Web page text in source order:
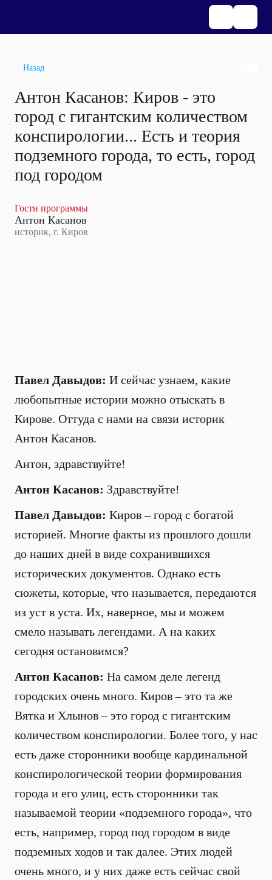
Назад
Антон Касанов: Киров - это
город с гигантским количеством
конспирологии... Есть и теория
подземного города, то есть, город
под городом
Гости программы
Антон Касанов
историк, г. Киров
Павел Давыдов: И сейчас узнаем, какие
любопытные истории можно отыскать в
Кирове. Оттуда с нами на связи историк
Антон Касанов.
Антон, здравствуйте!
Антон Касанов: Здравствуйте!
Павел Давыдов: Киров – город с богатой
историей. Многие факты из прошлого дошли
до наших дней в виде сохранившихся
исторических документов. Однако есть
сюжеты, которые, что называется, передаются
из уст в уста. Их, наверное, мы и можем
смело называть легендами. А на каких
сегодня остановимся?
Антон Касанов: На самом деле легенд
городских очень много. Киров – это та же
Вятка и Хлынов – это город с гигантским
количеством конспирологии. Более того, у нас
есть даже сторонники вообще кардинальной
конспирологической теории формирования
города и его улиц, есть сторонники так
называемой теории «подземного города», что
есть, например, город под городом в виде
подземных ходов и так далее. Этих людей
очень много, и у них даже есть сейчас свой